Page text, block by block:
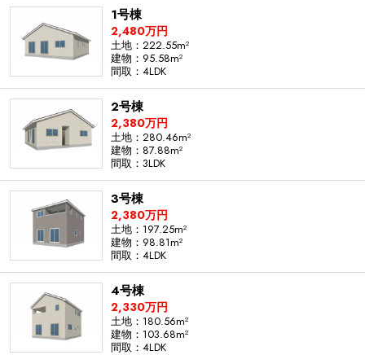
1号棟
2,480万円
土地：222.55m²
建物：95.58m²
間取：4LDK
2号棟
2,380万円
土地：280.46m²
建物：87.88m²
間取：3LDK
3号棟
2,380万円
土地：197.25m²
建物：98.81m²
間取：4LDK
4号棟
2,330万円
土地：180.56m²
建物：103.68m²
間取：4LDK